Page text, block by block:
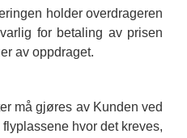
holder overdrageren
for betaling av prisen
av oppdraget.
må gjøres av Kunden ved
hvor det kreves,